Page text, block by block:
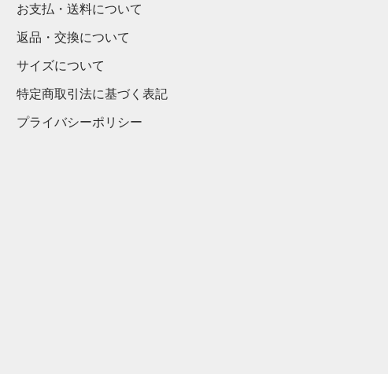
お支払・送料について
返品・交換について
サイズについて
特定商取引法に基づく表記
プライバシーポリシー